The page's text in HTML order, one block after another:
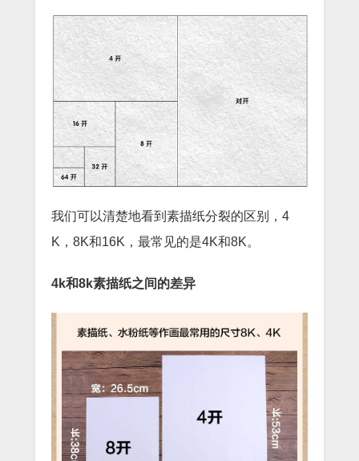
我们可以清楚地看到素描纸分裂的区别，4
K，8K和16K，最常见的是4K和8K。
4k和8k素描纸之间的差异